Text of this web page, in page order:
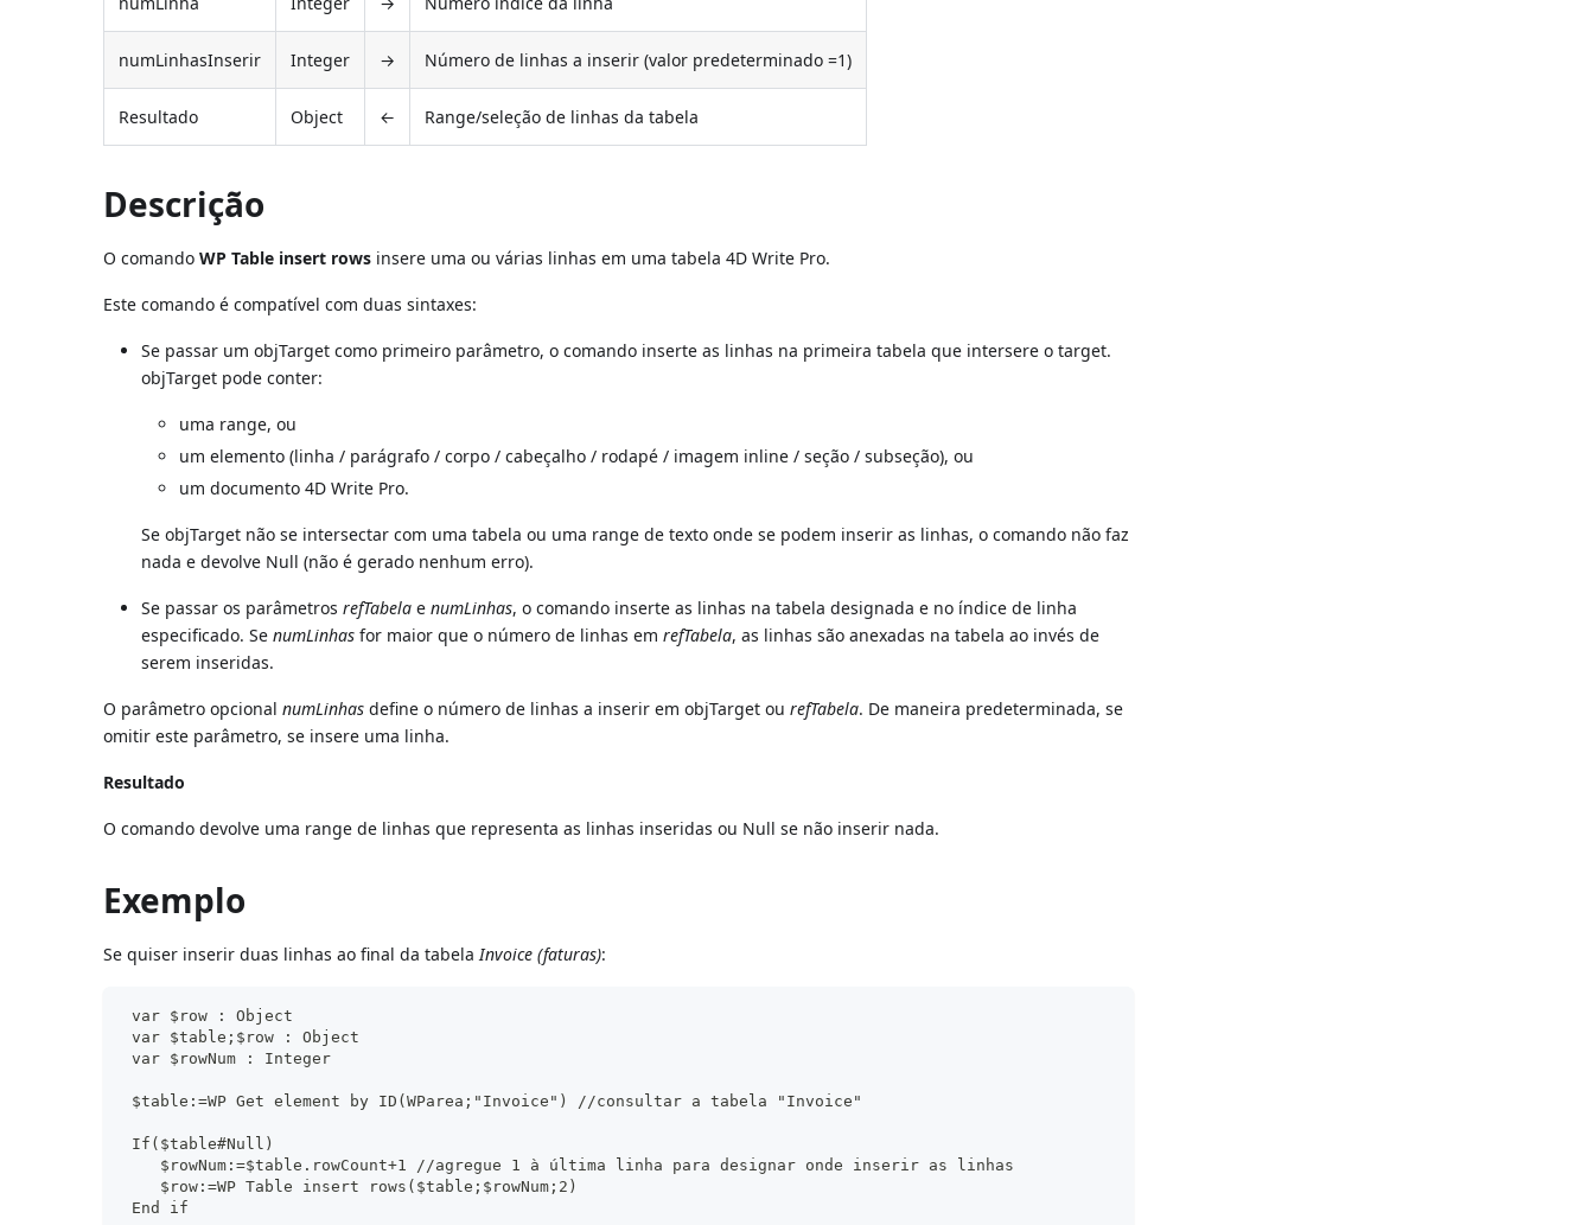
numLinhasInserir Integer → Número de linhas a inserir (valor predeterminado =1)
Resultado Object ← Range/seleção de linhas da tabela
Descrição
O comandoWP Table insert rows insere uma ou várias linhas em uma tabela 4D Write Pro.
Este comando é compatível com duas sintaxes:
Se passar um objTarget como primeiro parâmetro, o comando inserte as linhas na primeira tabela que intersere o target.
objTarget pode conter:
uma range, ou
um elemento (linha / parágrafo / corpo / cabeçalho / rodapé / imagem inline / seção / subseção), ou
um documento 4D Write Pro.
Se objTarget não se intersectar com uma tabela ou uma range de texto onde se podem inserir as linhas, o comando não faz
nada e devolve Null (não é gerado nenhum erro).
Se passar os parâmetrosrefTabela enumLinhas, o comando inserte as linhas na tabela designada e no índice de linha
especificado. SenumLinhas for maior que o número de linhas emrefTabela, as linhas são anexadas na tabela ao invés de
serem inseridas.
O parâmetro opcionalnumLinhas define o número de linhas a inserir em objTarget ourefTabela. De maneira predeterminada, se
omitir este parâmetro, se insere uma linha.
Resultado
O comando devolve uma range de linhas que representa as linhas inseridas ou Null se não inserir nada.
Exemplo
Se quiser inserir duas linhas ao final da tabela Invoice (faturas):
var $row : Object
var $table;$row : Object
var $rowNum : Integer
$table:=WP Get element by ID(WParea;"Invoice") //consultar a tabela "Invoice"
If($table#Null)
$rowNum:=$table.rowCount+1 //agregue 1 à última linha para designar onde inserir as linhas
$row:=WP Table insert rows($table;$rowNum;2)
End if